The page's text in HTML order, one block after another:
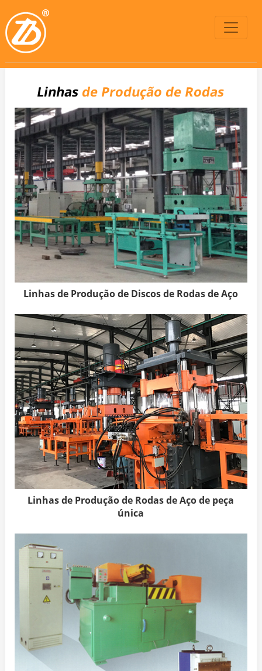
Linhasde Produção de Rodas
Linhas de Produção de Discos de Rodas de Aço
Linhas de Produção de Rodas de Aço de peça
única